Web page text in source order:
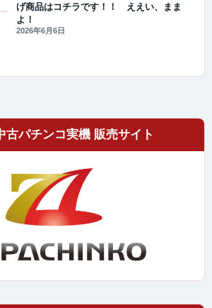
げ商品はコチラです！！ ええい、まま
よ！
2026年6月6日
古パチンコ実機 販売サイト